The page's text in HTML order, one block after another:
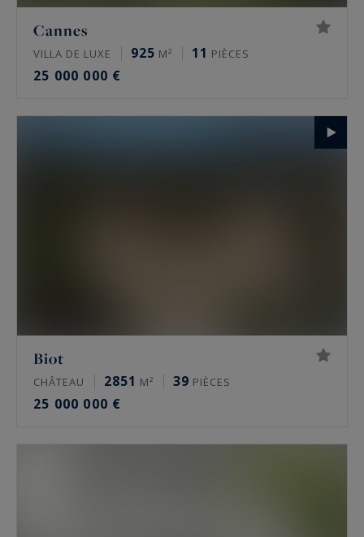
Cannes
VILLA DE LUXE 925 M² 11 PIÈCES
25 000 000 €
Biot
CHÂTEAU 2851 M² 39 PIÈCES
25 000 000 €